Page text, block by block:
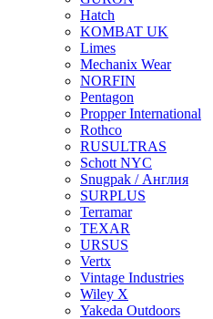
Hatch
KOMBAT UK
Limes
Mechanix Wear
NORFIN
Pentagon
Propper International
Rothco
RUSULTRAS
Schott NYC
Snugpak / Англия
SURPLUS
Terramar
TEXAR
URSUS
Vertx
Vintage Industries
Wiley X
Yakeda Outdoors